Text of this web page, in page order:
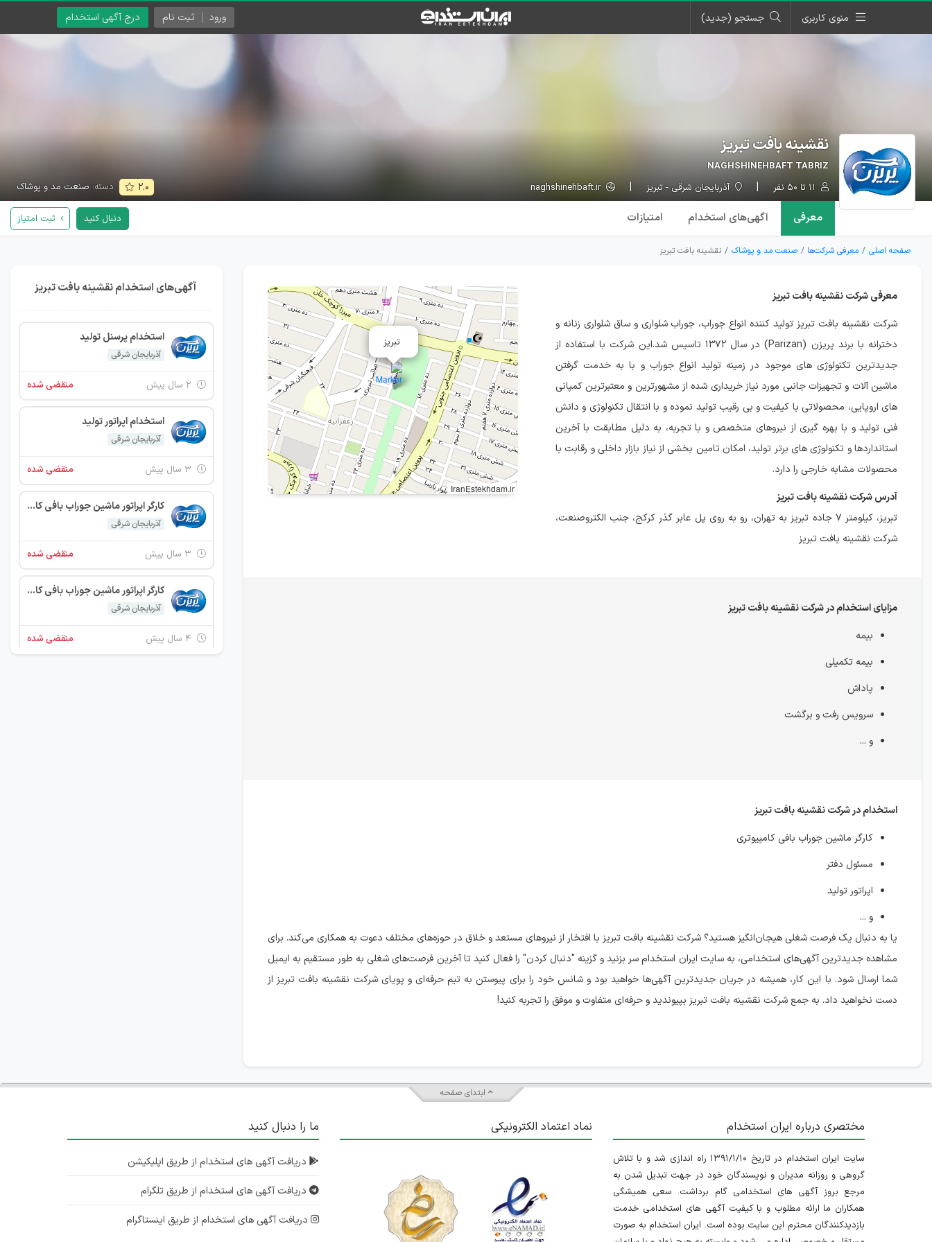
منوی کاربری جستجو (جدید) درج آگهی استخدام ورود ثبت نام
نقشینه بافت تبریز
NAGHSHINEHBAFT TABRIZ
آذربایجان شرقی - تبریز naghshinehbaft.ir ۲.۰ دسته: صنعت مد و پوشاک
معرفی آگهی‌های استخدام امتیازات دنبال کنید ثبت امتیاز
صفحه اصلی معرفی شرکت‌ها صنعت مد و پوشاک نقشینه بافت تبریز
معرفی شرکت نقشینه بافت تبریز
شرکت نقشینه بافت تبریز تولید کننده انواع جوراب، جوراب شلواری و ساق شلواری زنانه و
دخترانه با برند پریزن (Parizan) در سال ۱۳۷۲ تاسیس شد.این شرکت با استفاده از
جدیدترین تکنولوژی های موجود در زمینه تولید انواع جوراب و با به خدمت گرفتن
ماشین آلات و تجهیزات جانبی مورد نیاز خریداری شده از مشهورترین و معتبرترین کمپانی
های اروپایی، محصولاتی با کیفیت و بی رقیب تولید نموده و با انتقال تکنولوژی و دانش
فنی تولید و با بهره گیری از نیروهای متخصص و با تجربه، به دلیل مطابقت با آخرین
استانداردها و تکنولوژی های برتر تولید، امکان تامین بخشی از نیاز بازار داخلی و رقابت با
محصولات مشابه خارجی را دارد.
آدرس شرکت نقشینه بافت تبریز
تبریز، كيلومتر ۷ جاده تبريز به تهران، رو به روی پل عابر گذر کرکج، جنب الکتروصنعت،
شركت نقشينه بافت تبريز
تبریز
IranEstekhdam.ir
مزایای استخدام در شرکت نقشینه بافت تبریز
بیمه
بیمه تکمیلی
پاداش
سرویس رفت و برگشت
و ...
استخدام در شرکت نقشینه بافت تبریز
کارگر ماشین جوراب بافی کامپیوتری
مسئول دفتر
اپراتور تولید
و ...
یا به دنبال یک فرصت شغلی هیجان‌انگیز هستید؟ شرکت نقشینه بافت تبریز با افتخار از نیروهای مستعد و خلاق در حوزه‌های مختلف دعوت به همکاری می‌کند. برای
مشاهده جدیدترین آگهی‌های استخدامی، به سایت ایران استخدام سر بزنید و گزینه "دنبال کردن" را فعال کنید تا آخرین فرصت‌های شغلی به طور مستقیم به ایمیل
شما ارسال شود. با این کار، همیشه در جریان جدیدترین آگهی‌ها خواهید بود و شانس خود را برای پیوستن به تیم حرفه‌ای و پویای شرکت نقشینه بافت تبریز از
دست نخواهید داد. به جمع شرکت نقشینه بافت تبریز بپیوندید و حرفه‌ای متفاوت و موفق را تجربه کنید!
آگهی‌های استخدام نقشینه بافت تبریز
استخدام پرسنل تولید
آذربایجان شرقی
منقضی شده
استخدام اپراتور تولید
آذربایجان شرقی
منقضی شده
کارگر اپراتور ماشین جوراب بافی کامپیوتری
آذربایجان شرقی
منقضی شده
کارگر اپراتور ماشین جوراب بافی کامپیوتری
آذربایجان شرقی
منقضی شده
ابتدای صفحه
مختصری درباره ایران استخدام
سایت ایران استخدام در تاریخ ۱۳۹۱/۱/۱۰ راه اندازی شد و با تلاش
گروهی و روزانه مدیران و نویسندگان خود در جهت تبدیل شدن به
مرجع بروز آگهی های استخدامی گام برداشت. سعی همیشگی
همکاران ما ارائه مطلوب و با کیفیت آگهی های استخدامی خدمت
بازدیدکنندگان محترم این سایت بوده است. ایران استخدام به صورت
نماد اعتماد الکترونیکی ما را دنبال کنید
دریافت آگهی های استخدام از طریق اپلیکیشن
دریافت آگهی های استخدام از طریق تلگرام
دریافت آگهی های استخدام از طریق اینستاگرام